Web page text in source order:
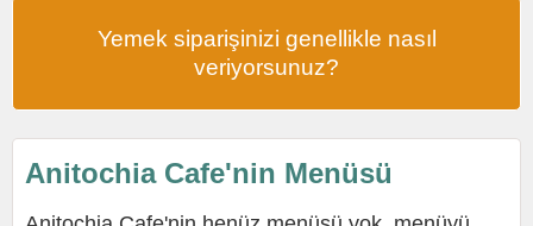
Yemek siparişinizi genellikle nasıl
veriyorsunuz?
Anitochia Cafe'nin Menüsü